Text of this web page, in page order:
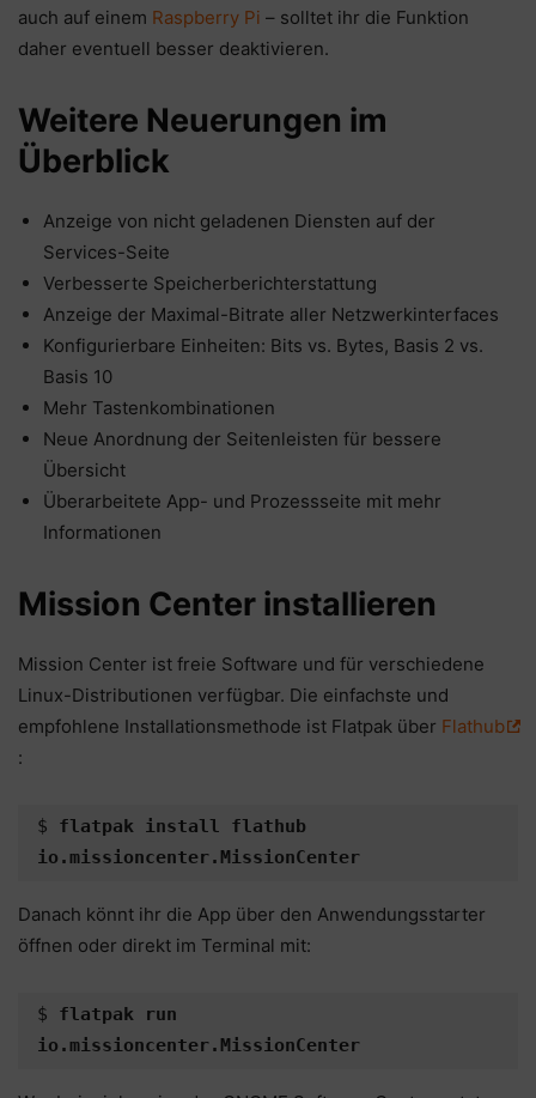
auch auf einem Raspberry Pi – solltet ihr die Funktion
daher eventuell besser deaktivieren.
Weitere Neuerungen im
Überblick
Anzeige von nicht geladenen Diensten auf der
Services-Seite
Verbesserte Speicherberichterstattung
Anzeige der Maximal-Bitrate aller Netzwerkinterfaces
Konfigurierbare Einheiten: Bits vs. Bytes, Basis 2 vs.
Basis 10
Mehr Tastenkombinationen
Neue Anordnung der Seitenleisten für bessere
Übersicht
Überarbeitete App- und Prozessseite mit mehr
Informationen
Mission Center installieren
Mission Center ist freie Software und für verschiedene
Linux-Distributionen verfügbar. Die einfachste und
empfohlene Installationsmethode ist Flatpak über Flathub
:
$ flatpak install flathub
io.missioncenter.MissionCenter
Danach könnt ihr die App über den Anwendungsstarter
öffnen oder direkt im Terminal mit:
$ flatpak run
io.missioncenter.MissionCenter